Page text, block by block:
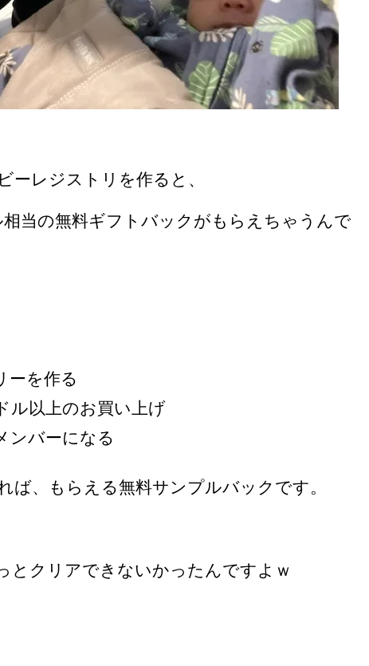
ーレジストリを作ると、
当の無料ギフトバックがもらえちゃうんで
ーを作る
ル以上のお買い上げ
ンバーになる
ば、もらえる無料サンプルバックです。
とクリアできないかったんですよｗ